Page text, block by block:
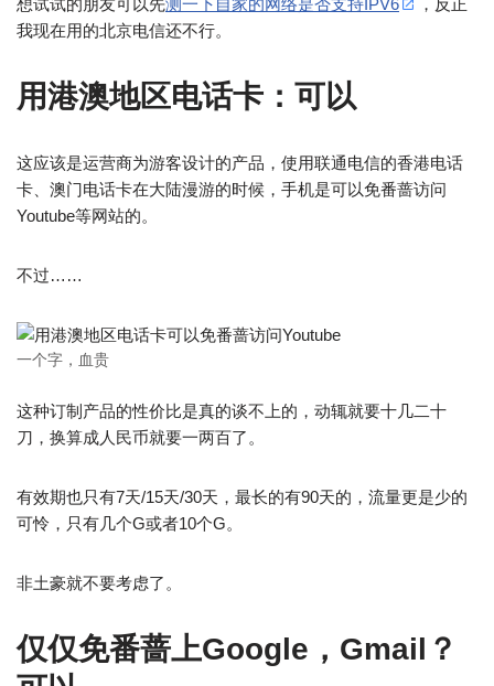
想试试的朋友可以先测一下自家的网络是否支持IPV6
，反正
我现在用的北京电信还不行。
用港澳地区电话卡：可以
这应该是运营商为游客设计的产品，使用联通电信的香港电话
卡、澳门电话卡在大陆漫游的时候，手机是可以免番蔷访问
Youtube等网站的。
不过……
一个字，血贵
这种订制产品的性价比是真的谈不上的，动辄就要十几二十
刀，换算成人民币就要一两百了。
有效期也只有7天/15天/30天，最长的有90天的，流量更是少的
可怜，只有几个G或者10个G。
非土豪就不要考虑了。
仅仅免番蔷上Google，Gmail？